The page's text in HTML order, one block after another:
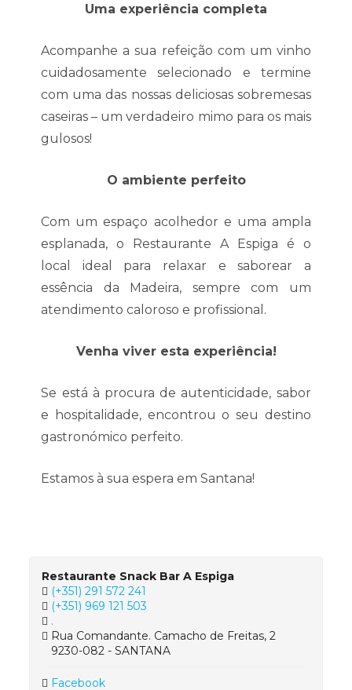
Uma experiência completa
Acompanhe a sua refeição com um vinho
cuidadosamente selecionado e termine
com uma das nossas deliciosas sobremesas
caseiras – um verdadeiro mimo para os mais
gulosos!
O ambiente perfeito
Com um espaço acolhedor e uma ampla
esplanada, o Restaurante A Espiga é o
local ideal para relaxar e saborear a
essência da Madeira, sempre com um
atendimento caloroso e profissional.
Venha viver esta experiência!
Se está à procura de autenticidade, sabor
e hospitalidade, encontrou o seu destino
gastronómico perfeito.
Estamos à sua espera em Santana!
Restaurante Snack Bar A Espiga
(+351) 291 572 241
(+351) 969 121 503
.
Rua Comandante. Camacho de Freitas, 2
9230-082 - SANTANA
Facebook